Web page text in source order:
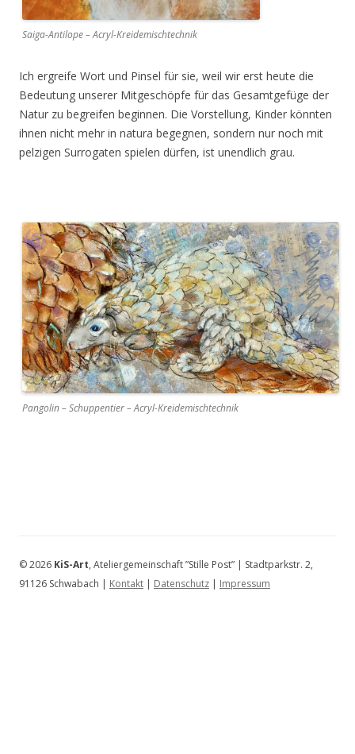
Saiga-Antilope – Acryl-Kreidemischtechnik
Ich ergreife Wort und Pinsel für sie, weil wir erst heute die
Bedeutung unserer Mitgeschöpfe für das Gesamtgefüge der
Natur zu begreifen beginnen. Die Vorstellung, Kinder könnten
ihnen nicht mehr in natura begegnen, sondern nur noch mit
pelzigen Surrogaten spielen dürfen, ist unendlich grau.
Pangolin – Schuppentier – Acryl-Kreidemischtechnik
© 2026 KiS-Art, Ateliergemeinschaft ”Stille Post” | Stadtparkstr. 2,
91126 Schwabach | Kontakt | Datenschutz | Impressum